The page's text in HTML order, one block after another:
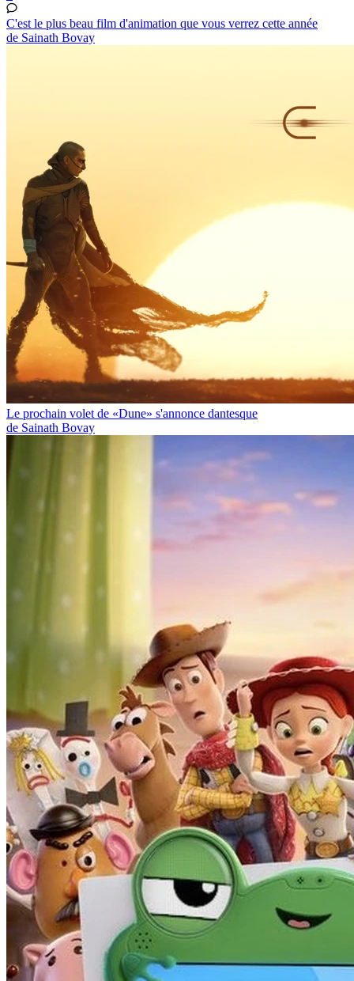
C'est le plus beau film d'animation que vous verrez cette année
de Sainath Bovay
Le prochain volet de «Dune» s'annonce dantesque
de Sainath Bovay